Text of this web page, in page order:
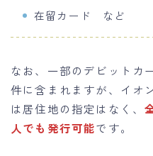
在留カード など
なお、一部のデビットカ
件に含まれますが、イオ
は居住地の指定はなく、
人でも発行可能です。